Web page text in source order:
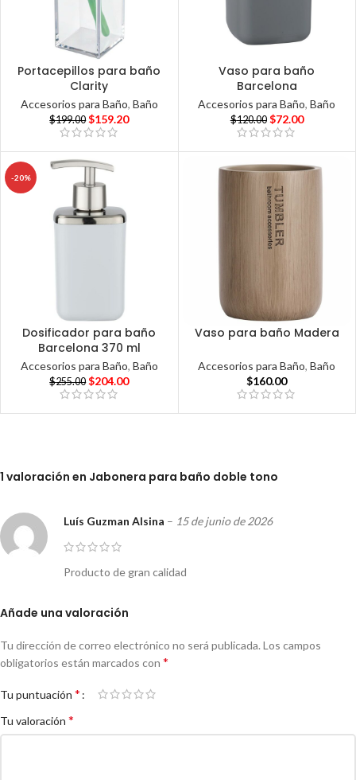
Portacepillos para baño
Clarity
Accesorios para Baño, Baño
$199.00 $159.20
Vaso para baño
Barcelona
Accesorios para Baño,Baño
$120.00 $72.00
-20%
Dosificador para baño
Barcelona 370 ml
Accesorios para Baño, Baño
$255.00 $204.00
Vaso para baño Madera
Accesorios para Baño,Baño
$160.00
1 valoración en Jabonera para baño doble tono
Luís Guzman Alsina – 15 de junio de 2026
Producto de gran calidad
Añade una valoración
Tu dirección de correo electrónico no será publicada. Los campos
obligatorios están marcados con *
Tu puntuación *
Tu valoración *